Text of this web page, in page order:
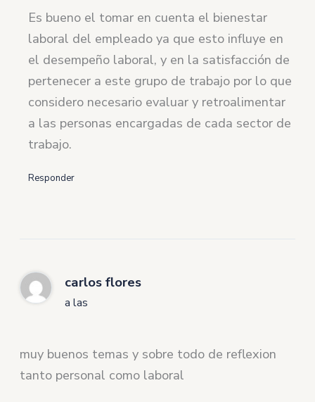
Es bueno el tomar en cuenta el bienestar
laboral del empleado ya que esto influye en
el desempeño laboral, y en la satisfacción de
pertenecer a este grupo de trabajo por lo que
considero necesario evaluar y retroalimentar
a las personas encargadas de cada sector de
trabajo.
Responder
carlos flores
a las
muy buenos temas y sobre todo de reflexion
tanto personal como laboral